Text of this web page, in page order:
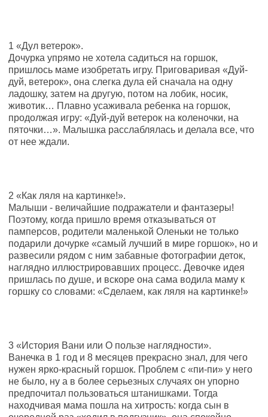
1 «Дул ветерок».
Дочурка упрямо не хотела садиться на горшок,
пришлось маме изобретать игру. Приговаривая «Дуй-
дуй, ветерок», она слегка дула ей сначала на одну
ладошку, затем на другую, потом на лобик, носик,
животик… Плавно усаживала ребенка на горшок,
продолжая игру: «Дуй-дуй ветерок на коленочки, на
пяточки…». Малышка расслаблялась и делала все, что
от нее ждали.
2 «Как ляля на картинке!».
Малыши - величайшие подражатели и фантазеры!
Поэтому, когда пришло время отказываться от
памперсов, родители маленькой Оленьки не только
подарили дочурке «самый лучший в мире горшок», но и
развесили рядом с ним забавные фотографии деток,
наглядно иллюстрировавших процесс. Девочке идея
пришлась по душе, и вскоре она сама водила маму к
горшку со словами: «Сделаем, как ляля на картинке!»
3 «История Вани или О пользе наглядности».
Ванечка в 1 год и 8 месяцев прекрасно знал, для чего
нужен ярко-красный горшок. Проблем с «пи-пи» у него
не было, ну а в более серьезных случаях он упорно
предпочитал пользоваться штанишками. Тогда
находчивая мама пошла на хитрость: когда сын в